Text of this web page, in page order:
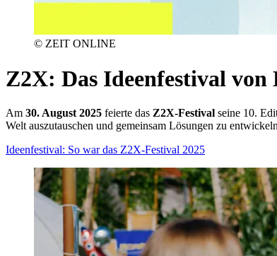
© ZEIT ONLINE
Z2X: Das Ideenfestival
Am 30. August 2025 feierte das Z2X-Festival seine 10.
Welt auszutauschen und gemeinsam Lösungen zu
Ideenfestival: So war das Z2X-Festival 2025